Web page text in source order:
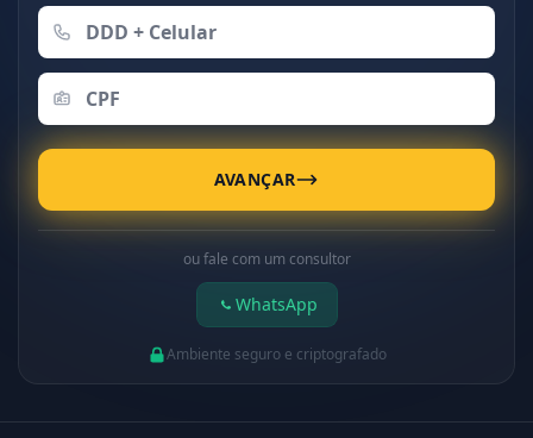
AVANÇAR
ou fale com um consultor
WhatsApp
Ambiente seguro e criptografado